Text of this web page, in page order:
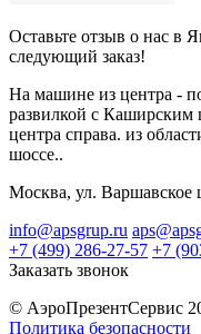
Оставьте отзыв о нас в
следующий заказ!
На машине из центра -
развилкой с Каширским
центра справа. из
шоссе..
Москва, ул. Варшавское
info@apsgrup.ru
+7 (499) 286-27-57 +7
Заказать звонок
© АэроПрезентСервис
Политика безопасности